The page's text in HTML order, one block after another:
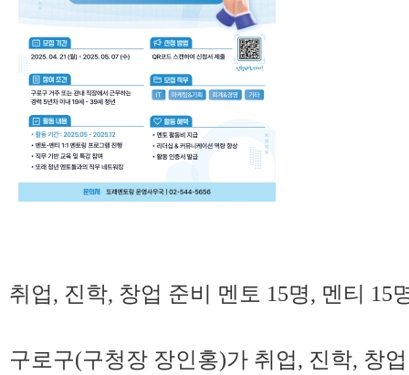
취업, 진학, 창업 준비 멘토 15명, 멘티 15
구로구(구청장 장인홍)가 취업, 진학, 창